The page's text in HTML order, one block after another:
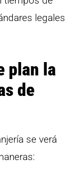
legales
plan la
de
se verá